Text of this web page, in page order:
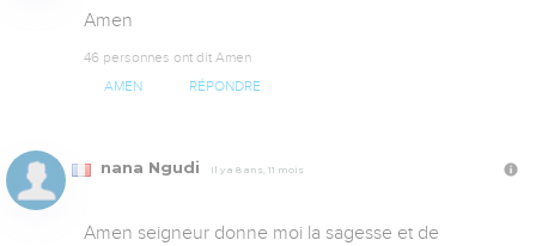
Amen
46 personnes ont dit Amen
AMEN RÉPONDRE
nana Ngudi Il y a 8 ans, 11 mois
Amen seigneur donne moi la sagesse et de